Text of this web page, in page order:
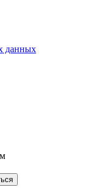
данных